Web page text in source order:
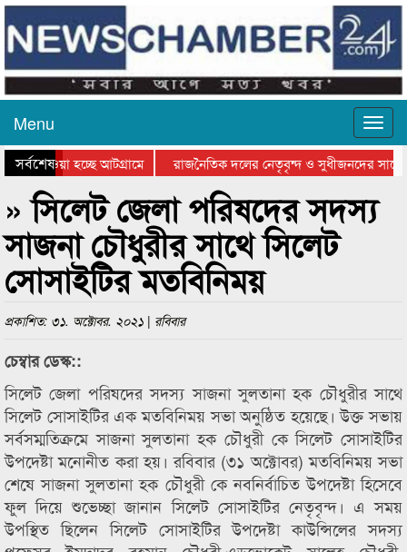
Menu
সর্বশেষ
যাওয়া হচ্ছে আটগ্রামে
রাজনৈতিক দলের নেতৃবৃন্দ ও সুধীজনদের সাথে
পুরস্কার বিতরণ সম্পন্ন
সিলেটে বাংলাদেশ গ্রুপ থিয়েটার
» সিলেট জেলা পরিষদের সদস্য
সাজনা চৌধুরীর সাথে সিলেট
সোসাইটির মতবিনিময়
প্রকাশিত: ৩১. অক্টোবর. ২০২১ | রবিবার
চেম্বার ডেস্ক::
সিলেট জেলা পরিষদের সদস্য সাজনা সুলতানা হক চৌধুরীর সাথে
সিলেট সোসাইটির এক মতবিনিময় সভা অনুষ্ঠিত হয়েছে। উক্ত সভায়
সর্বসম্মতিক্রমে সাজনা সুলতানা হক চৌধুরী কে সিলেট সোসাইটির
উপদেষ্টা মনোনীত করা হয়। রবিবার (৩১ অক্টোবর) মতবিনিময় সভা
শেষে সাজনা সুলতানা হক চৌধুরী কে নবনির্বাচিত উপদেষ্টা হিসেবে
ফুল দিয়ে শুভেচ্ছা জানান সিলেট সোসাইটির নেতৃবৃন্দ। এ সময়
উপস্থিত ছিলেন সিলেট সোসাইটির উপদেষ্টা কাউন্সিলের সদস্য